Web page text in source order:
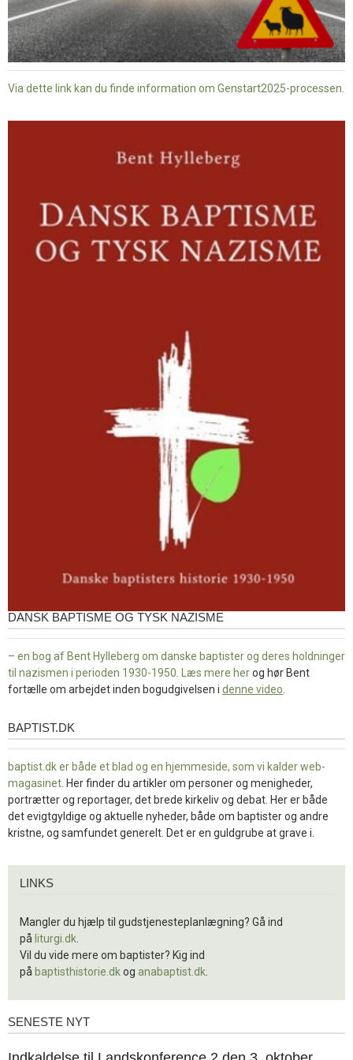
Via dette link kan du finde information om Genstart2025-processen.
DANSK BAPTISME OG TYSK NAZISME
– en bog af Bent Hylleberg om danske baptister og deres holdninger
til nazismen i perioden 1930-1950. Læs mere herog hør Bent
fortælle om arbejdet inden bogudgivelsen i denne video
baptist.dk
BAPTIST.DK
baptist.dk er både et blad og en hjemmeside, som vi kalder web-
magasinet . Her finder du artikler om personer og menigheder,
portrætter og reportager, det brede kirkeliv og debat. Her er både
det evigtgyldige og aktuelle nyheder, både om baptister og andre
kristne, og samfundet generelt. Det er en guldgrube at grave i.
LINKS
Mangler du hjælp til gudstjenesteplanlægning? Gå ind
på liturgi.dk
Vil du vide mere om baptister? Kig ind
på baptisthistorie.dkog anabaptist.dk
Seneste
SENESTE NYT
1.